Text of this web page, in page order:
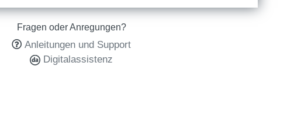
Fragen oder Anregungen?
Anleitungen und Support
Digitalassistenz